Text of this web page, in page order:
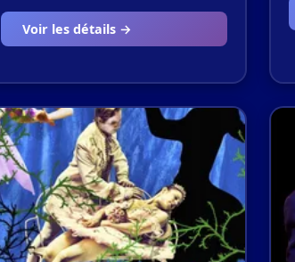
Voir les détails →